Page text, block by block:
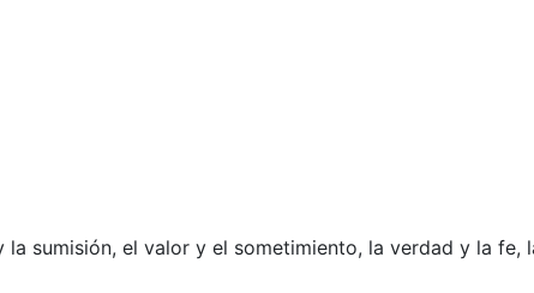
sumisión, el valor y el sometimiento, la verdad y la fe,